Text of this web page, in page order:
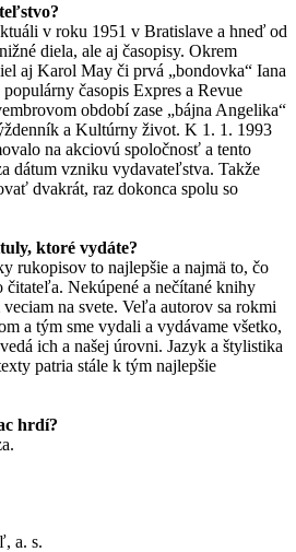
v roku 1951 v Bratislave a hneď od
diela, ale aj časopisy. Okrem
aj Karol May či prvá „bondovka“ Iana
časopis Expres a Revue
období zase „bájna Angelika“
a Kultúrny život. K 1. 1. 1993
na akciovú spoločnosť a tento
dátum vzniku vydavateľstva. Takže
dvakrát, raz dokonca spolu so
ktoré vydáte?
rukopisov to najlepšie a najmä to, čo
čitateľa. Nekúpené a nečítané knihy
na svete. Veľa autorov sa rokmi
a tým sme vydali a vydávame všetko,
ich a našej úrovni. Jazyk a štylistika
patria stále k tým najlepšie
hrdí?
a. s.